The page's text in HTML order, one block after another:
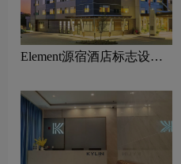
Element源宿酒店标志设计